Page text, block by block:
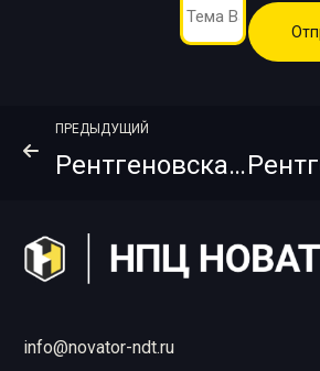
ПРЕДЫДУЩИЙ
Рентгеновская пленка FUJIFILM IX100 Envelopak + PB Roll 70х61
info@novator-ndt.ru